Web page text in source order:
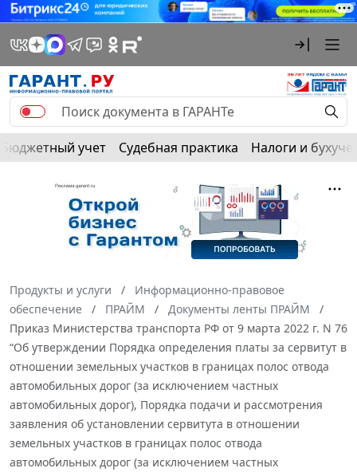
Бюджетный учет Судебная практика Налоги и
Продукты и услуги
Информационно-правовое
обеспечение
ПРАЙМ
Документы ленты ПРАЙМ
Приказ Министерства транспорта РФ от 9 марта 2022 г. N 76
“Об утверждении Порядка определения платы за сервитут в
отношении земельных участков в границах полос отвода
автомобильных дорог (за исключением частных
автомобильных дорог), Порядка подачи и рассмотрения
заявления об установлении сервитута в отношении
земельных участков в границах полос отвода
автомобильных дорог (за исключением частных